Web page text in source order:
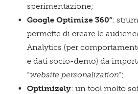
sperimentazione;
Google Optimize 360°:
permette di creare le
Analytics (per
e dati socio-demo) da
“website personalization”;
Optimizely: un tool molto